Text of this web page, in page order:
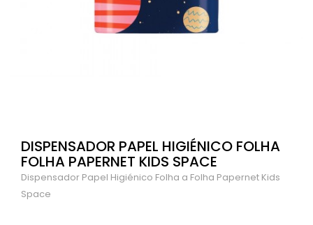
DISPENSADOR PAPEL HIGIÉNICO FOLHA
FOLHA PAPERNET KIDS SPACE
Dispensador Papel Higiénico Folha a Folha Papernet Kids
Space